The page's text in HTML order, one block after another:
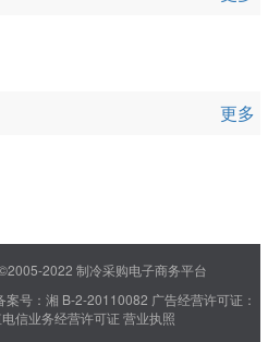
更多
2022 制冷采购电子商务平台
案号：湘 B-2-20110082 广告经营许可证：
信业务经营许可证 营业执照